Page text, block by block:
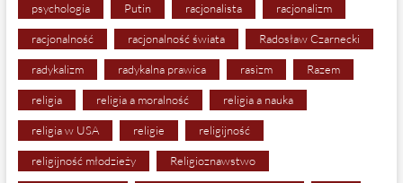
psychologia Putin racjonalista racjonalizm
racjonalność racjonalność świata Radosław Czarnecki
radykalizm radykalna prawica rasizm Razem
religia religia a moralność religia a nauka
religia w USA religie religijność
religijność młodzieży Religioznawstwo